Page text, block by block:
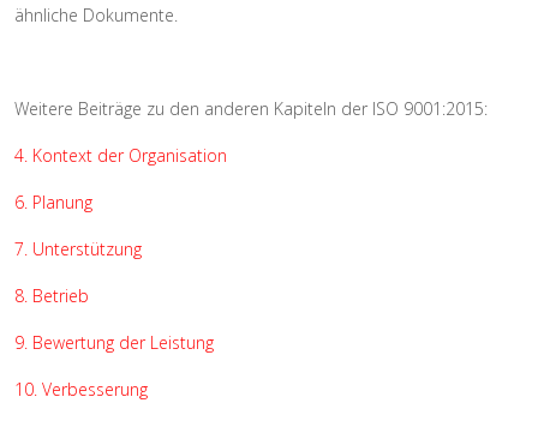
ähnliche Dokumente.
Weitere Beiträge zu den anderen Kapiteln der ISO 9001:2015:
4. Kontext der Organisation
6. Planung
7. Unterstützung
8. Betrieb
9. Bewertung der Leistung
10. Verbesserung